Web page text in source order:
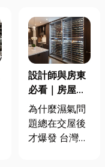
設計師與房東
必看｜房屋濕
氣重怎麼辦？
全屋除濕機＋
全熱交換器整
為什麼濕氣問
題總在交屋後
才爆發 台灣氣